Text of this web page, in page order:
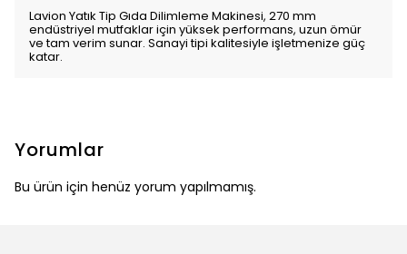
Lavion Yatık Tip Gıda Dilimleme Makinesi, 270 mm
endüstriyel mutfaklar için yüksek performans, uzun ömür
ve tam verim sunar. Sanayi tipi kalitesiyle işletmenize güç
katar.
Yorumlar
Bu ürün için henüz yorum yapılmamış.